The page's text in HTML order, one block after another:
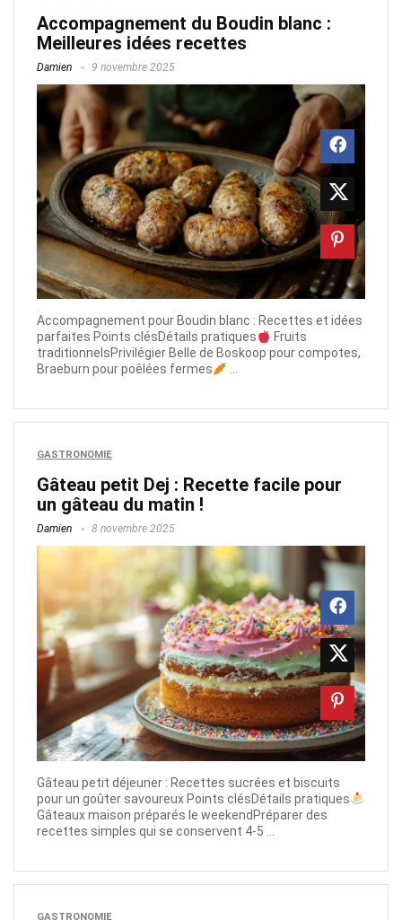
Accompagnement du Boudin blanc :
Meilleures idées recettes
Damien 9 novembre 2025
Accompagnement pour Boudin blanc : Recettes et idées
parfaites Points clésDétails pratiques
Fruits
traditionnelsPrivilégier Belle de Boskoop pour compotes,
Braeburn pour poêlées fermes
...
GASTRONOMIE
Gâteau petit Dej : Recette facile pour
un gâteau du matin !
Damien 8 novembre 2025
Gâteau petit déjeuner : Recettes sucrées et biscuits
pour un goûter savoureux Points clésDétails pratiques
Gâteaux maison préparés le weekendPréparer des
recettes simples qui se conservent 4-5 ...
GASTRONOMIE